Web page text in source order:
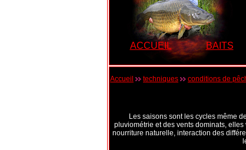
ACCUEIL BAITS
Accueil techniques conditions de
Les saisons sont les cycles même
pluviométrie et des vents dominats,
nourriture naturelle, interaction des